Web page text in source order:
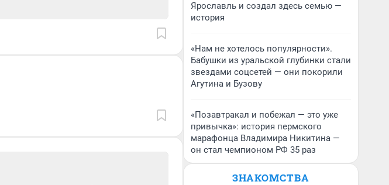
Ярославль и создал здесь семью —
история
«Нам не хотелось популярности».
Бабушки из уральской глубинки стали
звездами соцсетей — они покорили
Агутина и Бузову
«Позавтракал и побежал — это уже
привычка»: история пермского
марафонца Владимира Никитина —
он стал чемпионом РФ 35 раз
ЗНАКОМСТВА